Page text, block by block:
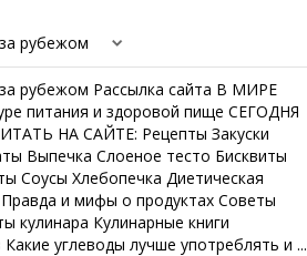
рубежом
рубежом Рассылка сайта В МИРЕ
питания и здоровой пище СЕГОДНЯ
НА САЙТЕ: Рецепты Закуски
Выпечка Слоеное тесто Бисквиты
Соусы Хлебопечка Диетическая
и мифы о продуктах Советы
кулинара Кулинарные книги
углеводы лучше употреблять и ...